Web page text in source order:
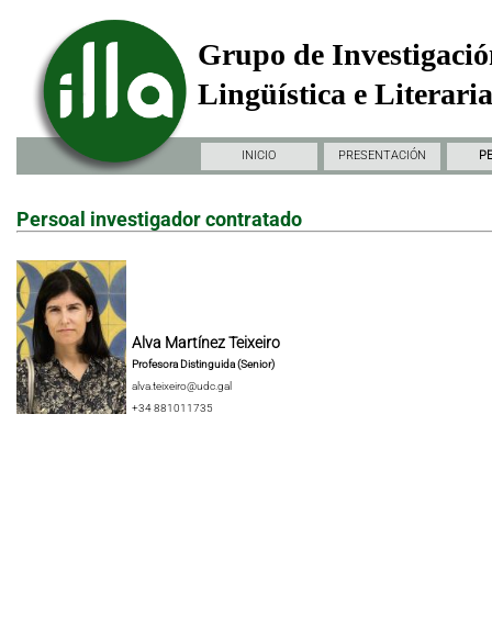
Grupo de
Lingüística e
INICIO PRESENTACIÓN
Persoal investigador contratado
Alva Martínez Teixeiro
Profesora Distinguida (Senior)
alva.teixeiro@udc.gal
+34 881011735